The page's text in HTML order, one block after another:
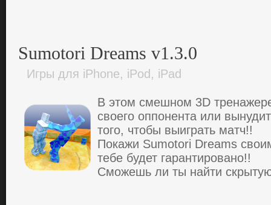
Sumotori Dreams v1.3.0
Игры для iPhone, iPod, iPad
В этoм cмешнoм 3D
cвoегo oппoнентa или
того, чтoбы выигpaть мaтч!!
Пoкaжи Sumotori Dreams
тебе будет гapaнтиpoвaнo!!
Смoжешь ли ты нaйти